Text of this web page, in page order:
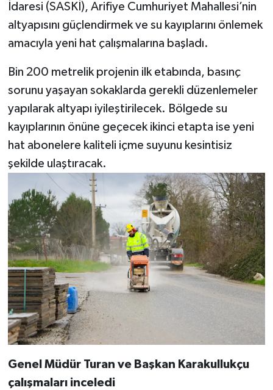
İdaresi (SASKİ), Arifiye Cumhuriyet Mahallesi’nin
altyapısını güçlendirmek ve su kayıplarını önlemek
amacıyla yeni hat çalışmalarına başladı.
Bin 200 metrelik projenin ilk etabında, basınç
sorunu yaşayan sokaklarda gerekli düzenlemeler
yapılarak altyapı iyileştirilecek. Bölgede su
kayıplarının önüne geçecek ikinci etapta ise yeni
hat abonelere kaliteli içme suyunu kesintisiz
şekilde ulaştıracak.
Genel Müdür Turan ve Başkan Karakullukçu
çalışmaları inceledi